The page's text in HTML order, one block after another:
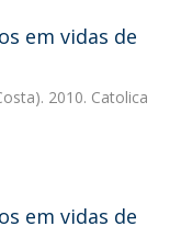
em vidas de
2010. Catolica
em vidas de